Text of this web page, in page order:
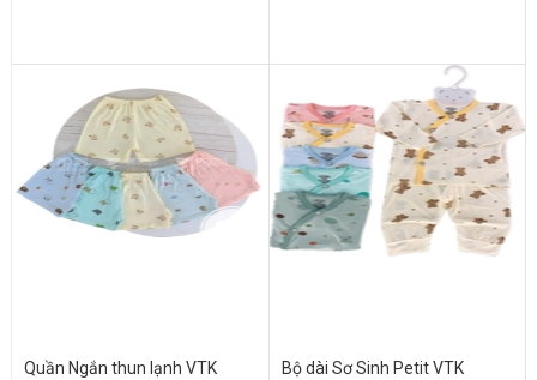
Quần Ngắn thun lạnh VTK Bộ dài Sơ Sinh Petit VTK